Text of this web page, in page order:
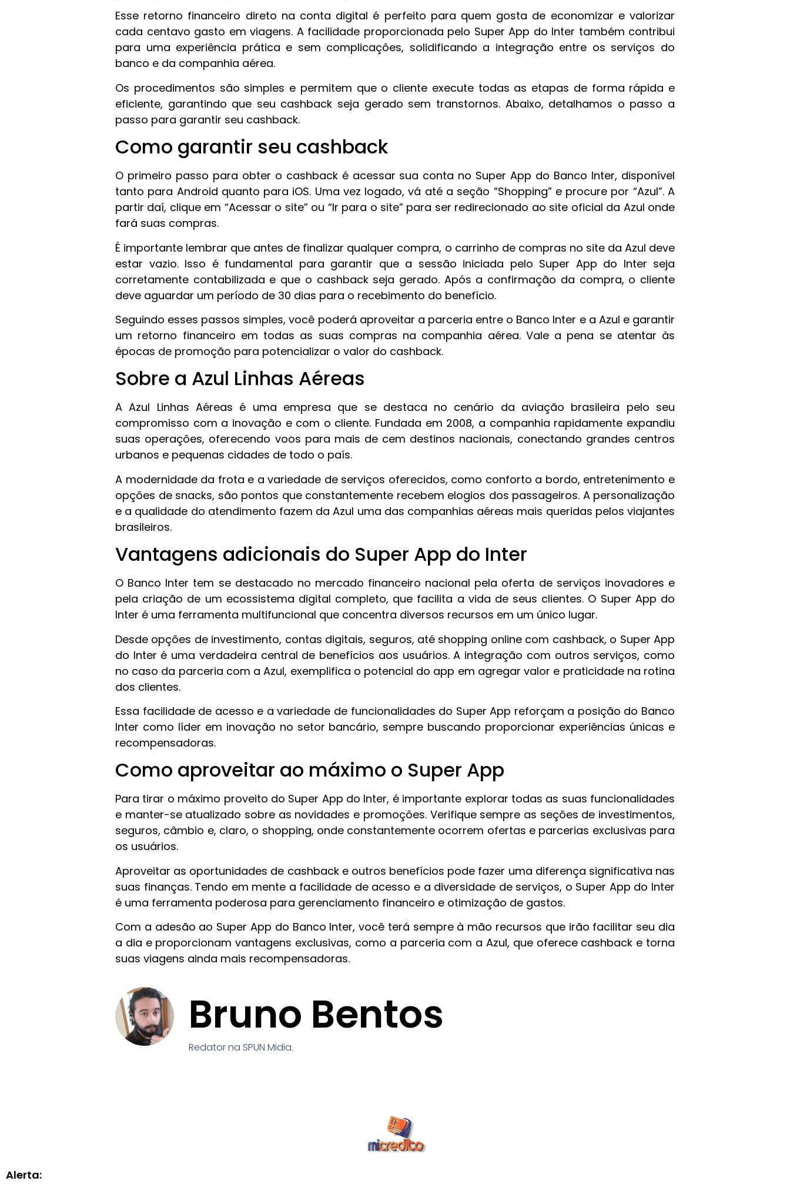
Esse retorno financeiro direto na conta digital é perfeito para quem gosta de economizar e valorizar
cada centavo gasto em viagens. A facilidade proporcionada pelo Super App do Inter também contribui
para uma experiência prática e sem complicações, solidificando a integração entre os serviços do
banco e da companhia aérea.
Os procedimentos são simples e permitem que o cliente execute todas as etapas de forma rápida e
eficiente, garantindo que seu cashback seja gerado sem transtornos. Abaixo, detalhamos o passo a
passo para garantir seu cashback.
Como garantir seu cashback
O primeiro passo para obter o cashback é acessar sua conta no Super App do Banco Inter, disponível
tanto para Android quanto para iOS. Uma vez logado, vá até a seção “Shopping” e procure por “Azul”. A
partir daí, clique em “Acessar o site” ou “Ir para o site” para ser redirecionado ao site oficial da Azul onde
fará suas compras.
É importante lembrar que antes de finalizar qualquer compra, o carrinho de compras no site da Azul deve
estar vazio. Isso é fundamental para garantir que a sessão iniciada pelo Super App do Inter seja
corretamente contabilizada e que o cashback seja gerado. Após a confirmação da compra, o cliente
deve aguardar um período de 30 dias para o recebimento do benefício.
Seguindo esses passos simples, você poderá aproveitar a parceria entre o Banco Inter e a Azul e garantir
um retorno financeiro em todas as suas compras na companhia aérea. Vale a pena se atentar às
épocas de promoção para potencializar o valor do cashback.
Sobre a Azul Linhas Aéreas
A Azul Linhas Aéreas é uma empresa que se destaca no cenário da aviação brasileira pelo seu
compromisso com a inovação e com o cliente. Fundada em 2008, a companhia rapidamente expandiu
suas operações, oferecendo voos para mais de cem destinos nacionais, conectando grandes centros
urbanos e pequenas cidades de todo o país.
A modernidade da frota e a variedade de serviços oferecidos, como conforto a bordo, entretenimento e
opções de snacks, são pontos que constantemente recebem elogios dos passageiros. A personalização
e a qualidade do atendimento fazem da Azul uma das companhias aéreas mais queridas pelos viajantes
brasileiros.
Vantagens adicionais do Super App do Inter
O Banco Inter tem se destacado no mercado financeiro nacional pela oferta de serviços inovadores e
pela criação de um ecossistema digital completo, que facilita a vida de seus clientes. O Super App do
Inter é uma ferramenta multifuncional que concentra diversos recursos em um único lugar.
Desde opções de investimento, contas digitais, seguros, até shopping online com cashback, o Super App
do Inter é uma verdadeira central de benefícios aos usuários. A integração com outros serviços, como
no caso da parceria com a Azul, exemplifica o potencial do app em agregar valor e praticidade na rotina
dos clientes.
Essa facilidade de acesso e a variedade de funcionalidades do Super App reforçam a posição do Banco
Inter como líder em inovação no setor bancário, sempre buscando proporcionar experiências únicas e
recompensadoras.
Como aproveitar ao máximo o Super App
Para tirar o máximo proveito do Super App do Inter, é importante explorar todas as suas funcionalidades
e manter-se atualizado sobre as novidades e promoções. Verifique sempre as seções de investimentos,
seguros, câmbio e, claro, o shopping, onde constantemente ocorrem ofertas e parcerias exclusivas para
os usuários.
Aproveitar as oportunidades de cashback e outros benefícios pode fazer uma diferença significativa nas
suas finanças. Tendo em mente a facilidade de acesso e a diversidade de serviços, o Super App do Inter
é uma ferramenta poderosa para gerenciamento financeiro e otimização de gastos.
Com a adesão ao Super App do Banco Inter, você terá sempre à mão recursos que irão facilitar seu dia
a dia e proporcionam vantagens exclusivas, como a parceria com a Azul, que oferece cashback e torna
suas viagens ainda mais recompensadoras.
Bruno Bentos
Redator na SPUN Midia.
Alerta: